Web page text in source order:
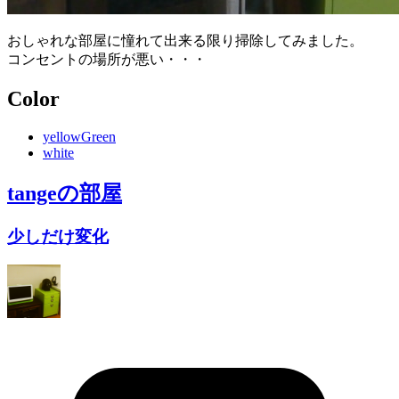
おしゃれな部屋に憧れて出来る限り掃除してみました。
コンセントの場所が悪い・・・
Color
yellowGreen
white
tangeの部屋
少しだけ変化